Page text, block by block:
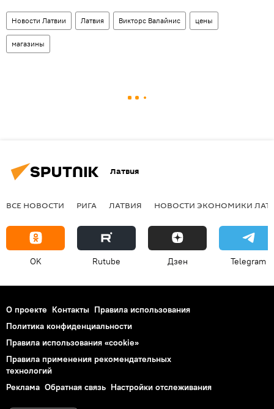
Новости Латвии Латвия Викторс Валайнис цены
магазины
Латвия
ВСЕ НОВОСТИ РИГА ЛАТВИЯ НОВОСТИ ЭКОНОМИКИ
OK Rutube Дзен Telegram
О проекте Контакты Правила использования
Политика конфиденциальности
Правила использования «cookie»
Правила применения рекомендательных
технологий
Реклама Обратная связь Настройки отслеживания